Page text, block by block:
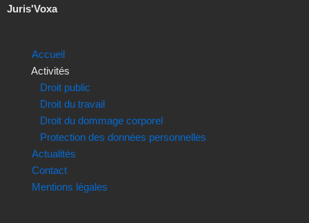
Juris'Voxa
Accueil
Activités
Droit public
Droit du travail
Droit du dommage corporel
Protection des données personnelles
Actualités
Contact
Mentions légales